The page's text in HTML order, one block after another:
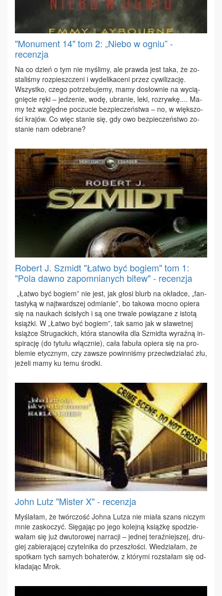
"Monument 14" tom 2: „Niebo w ogniu” -
recenzja
Na co dzień o tym nie my­śli­my, ale praw­da jest ta­ka, że zo­
sta­li­śmy roz­piesz­cze­ni i wy­de­li­ka­ce­ni przez cy­wi­li­za­cję.
Wszyst­ko, cze­go po­trze­bu­je­my, ma­my do­słow­nie na wy­cią­
gnię­cie rę­ki – je­dze­nie, wo­dę, ubra­nie, le­ki, roz­ryw­kę.... Ma­
my też względ­ne po­czu­cie bez­pie­czeń­stwa – no, w więk­szo­
ści kra­jów. Co więc sta­nie się, gdy owo bez­pie­czeń­stwo zo­
sta­nie nam ode­bra­ne?
Robert J. Szmidt "Łatwo być bogiem" tom 1:
"Pola dawno zapomnianych bitew" - recenzja
„Ła­two być bo­giem” nie jest, jak gło­si blurb na okład­ce, „fan­
ta­sty­ką w naj­tward­szej od­mia­nie”, bo ta­ko­wa moc­no opie­ra
się na na­ukach ści­słych i są one trwa­le po­wią­za­ne z isto­tą
książ­ki. W „Ła­two być bo­giem”, tak sa­mo jak w sła­wet­nej
książ­ce Stru­gac­kich, któ­ra sta­no­wi­ła dla Szmid­ta wy­raź­ną in­
spi­ra­cję (do ty­tu­łu włącz­nie), ca­ła fa­bu­ła opie­ra się na pro­
ble­mie etycz­nym, czy za­wsze po­win­ni­śmy prze­ciw­dzia­łać złu,
je­że­li ma­my ku te­mu środ­ki.
John Lutz "Mister X" - recenzja
My­śla­łam, że twór­czość Joh­na Lut­za nie mia­ła szans ni­czym
mnie za­sko­czyć. Się­ga­jąc po je­go ko­lej­ną książ­kę spo­dzie­
wa­łam się już dwu­to­ro­wej nar­ra­cji – jed­nej te­raź­niej­szej, dru­
giej za­bie­ra­ją­cej czy­tel­ni­ka do prze­szło­ści. Wie­dzia­łam, że
spo­tkam tych sa­mych bo­ha­te­rów, z któ­ry­mi roz­sta­łam się od­
kła­da­jąc Mrok.